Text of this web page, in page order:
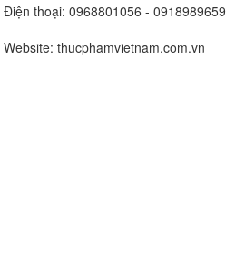
Điện thoại: 0968801056 - 0918989659
Website: thucphamvietnam.com.vn